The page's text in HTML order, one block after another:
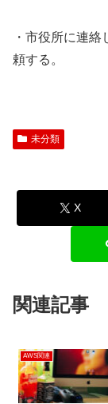
・市役所に連
頼する。
未分類
X
関連記事
AWS関連